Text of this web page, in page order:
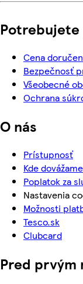
Potrebujete
Cena
Bezpečnosť
Všeobecné
Ochrana
O nás
Prístupnosť
Kde dovážame
Poplatok za
Nastavenia
Možnosti
Tesco.sk
Clubcard
Pred prvým